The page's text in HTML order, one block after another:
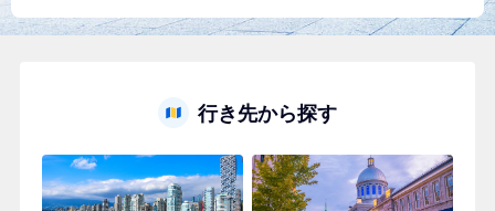
行き先から探す